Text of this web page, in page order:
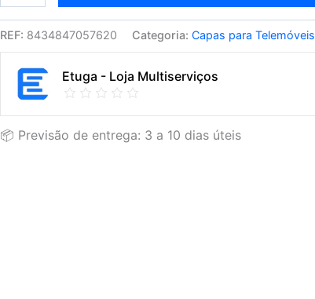
REF: 8434847057620 Categoria:Capas para Telemóveis
Etuga - Loja Multiserviços
📦 Previsão de entrega: 3 a 10 dias úteis